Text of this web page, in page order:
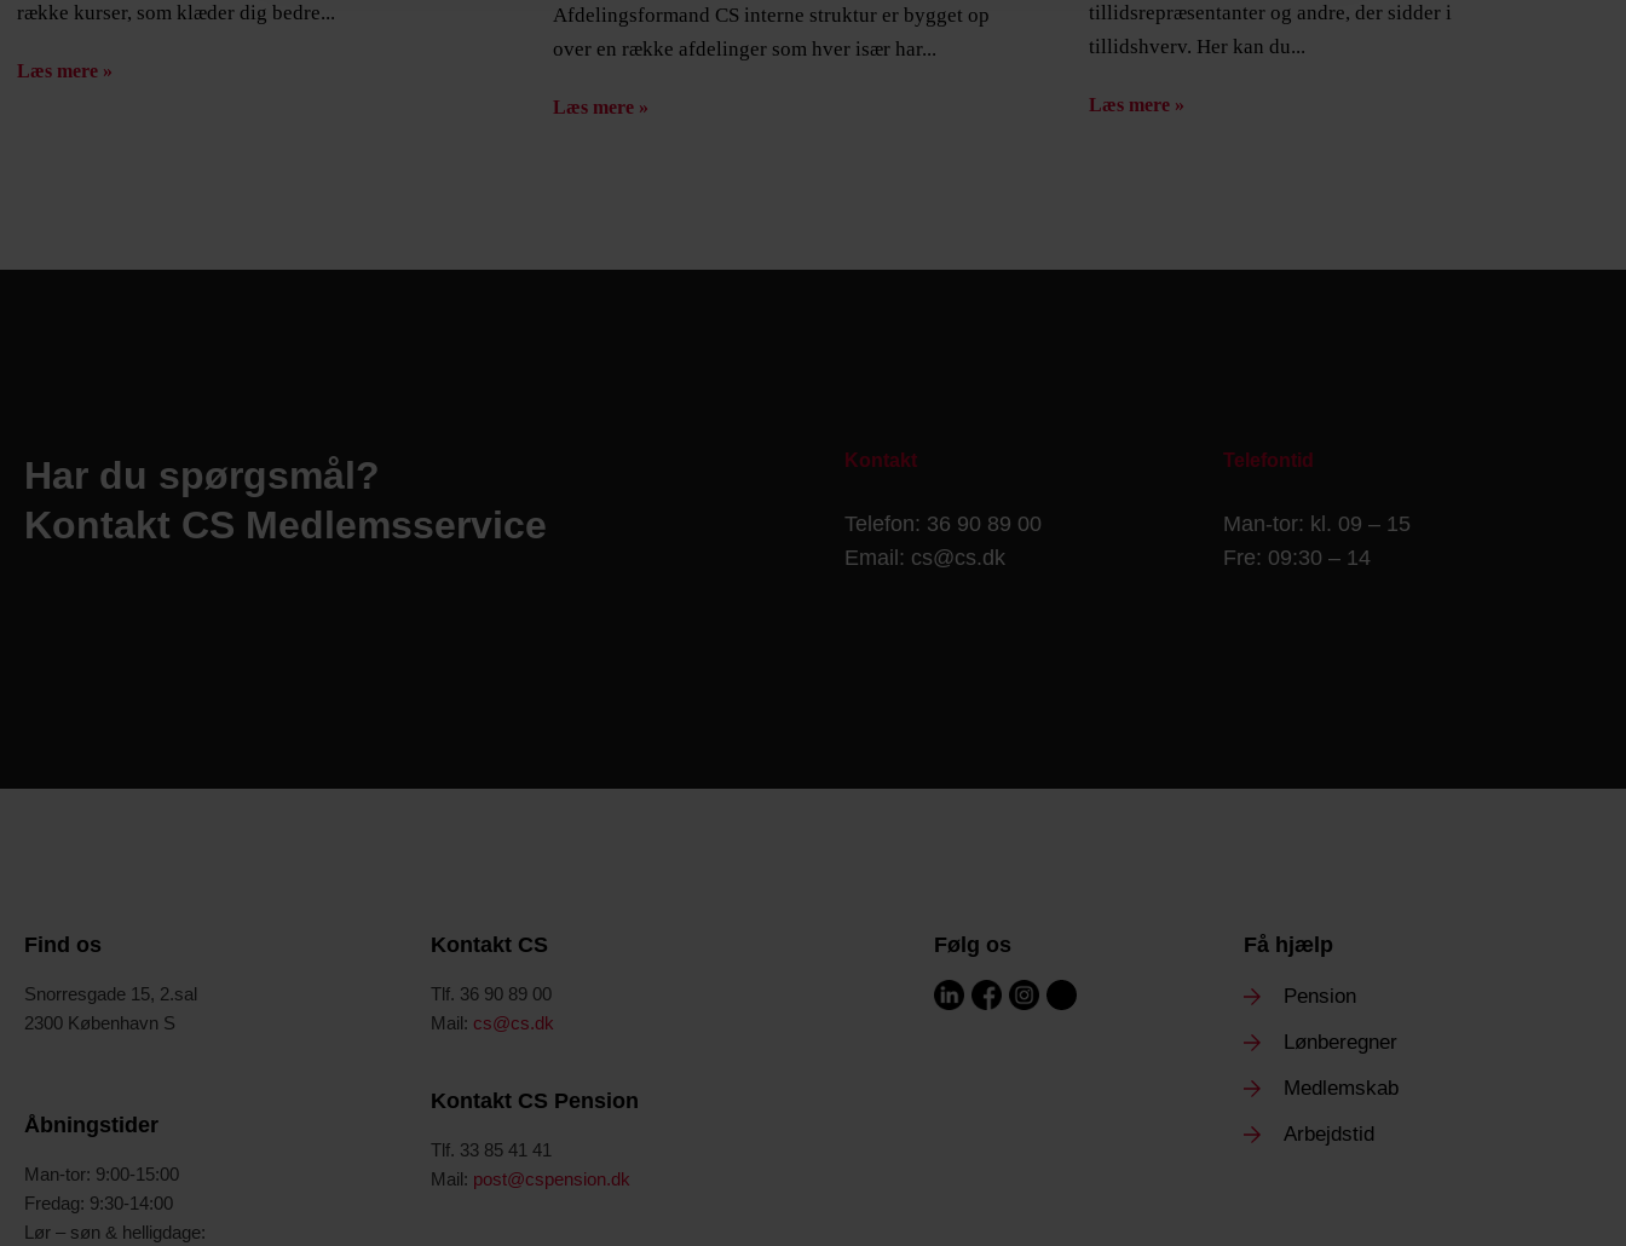
række kurser, som klæder dig bedre...
Læs mere »
Afdelingsformand CS interne struktur er bygget op
over en række afdelinger som hver især har...
Læs mere »
tillidsrepræsentanter og andre, der sidder i
tillidshverv. Her kan du...
Læs mere »
Har du spørgsmål?
Kontakt CS Medlemsservice
Kontakt
Telefon: 36 90 89 00
Email: cs@cs.dk
Telefontid
Man-tor: kl. 09 – 15
Fre: 09:30 – 14
Find os
Snorresgade 15, 2.sal
2300 København S
Åbningstider
Man-tor: 9:00-15:00
Fredag: 9:30-14:00
Lør – søn & helligdage:
Kontakt CS
Tlf. 36 90 89 00
Mail: cs@cs.dk
Kontakt CS Pension
Tlf. 33 85 41 41
Mail: post@cspension.dk
Følg os Få hjælp
Pension
Lønberegner
Medlemskab
Arbejdstid